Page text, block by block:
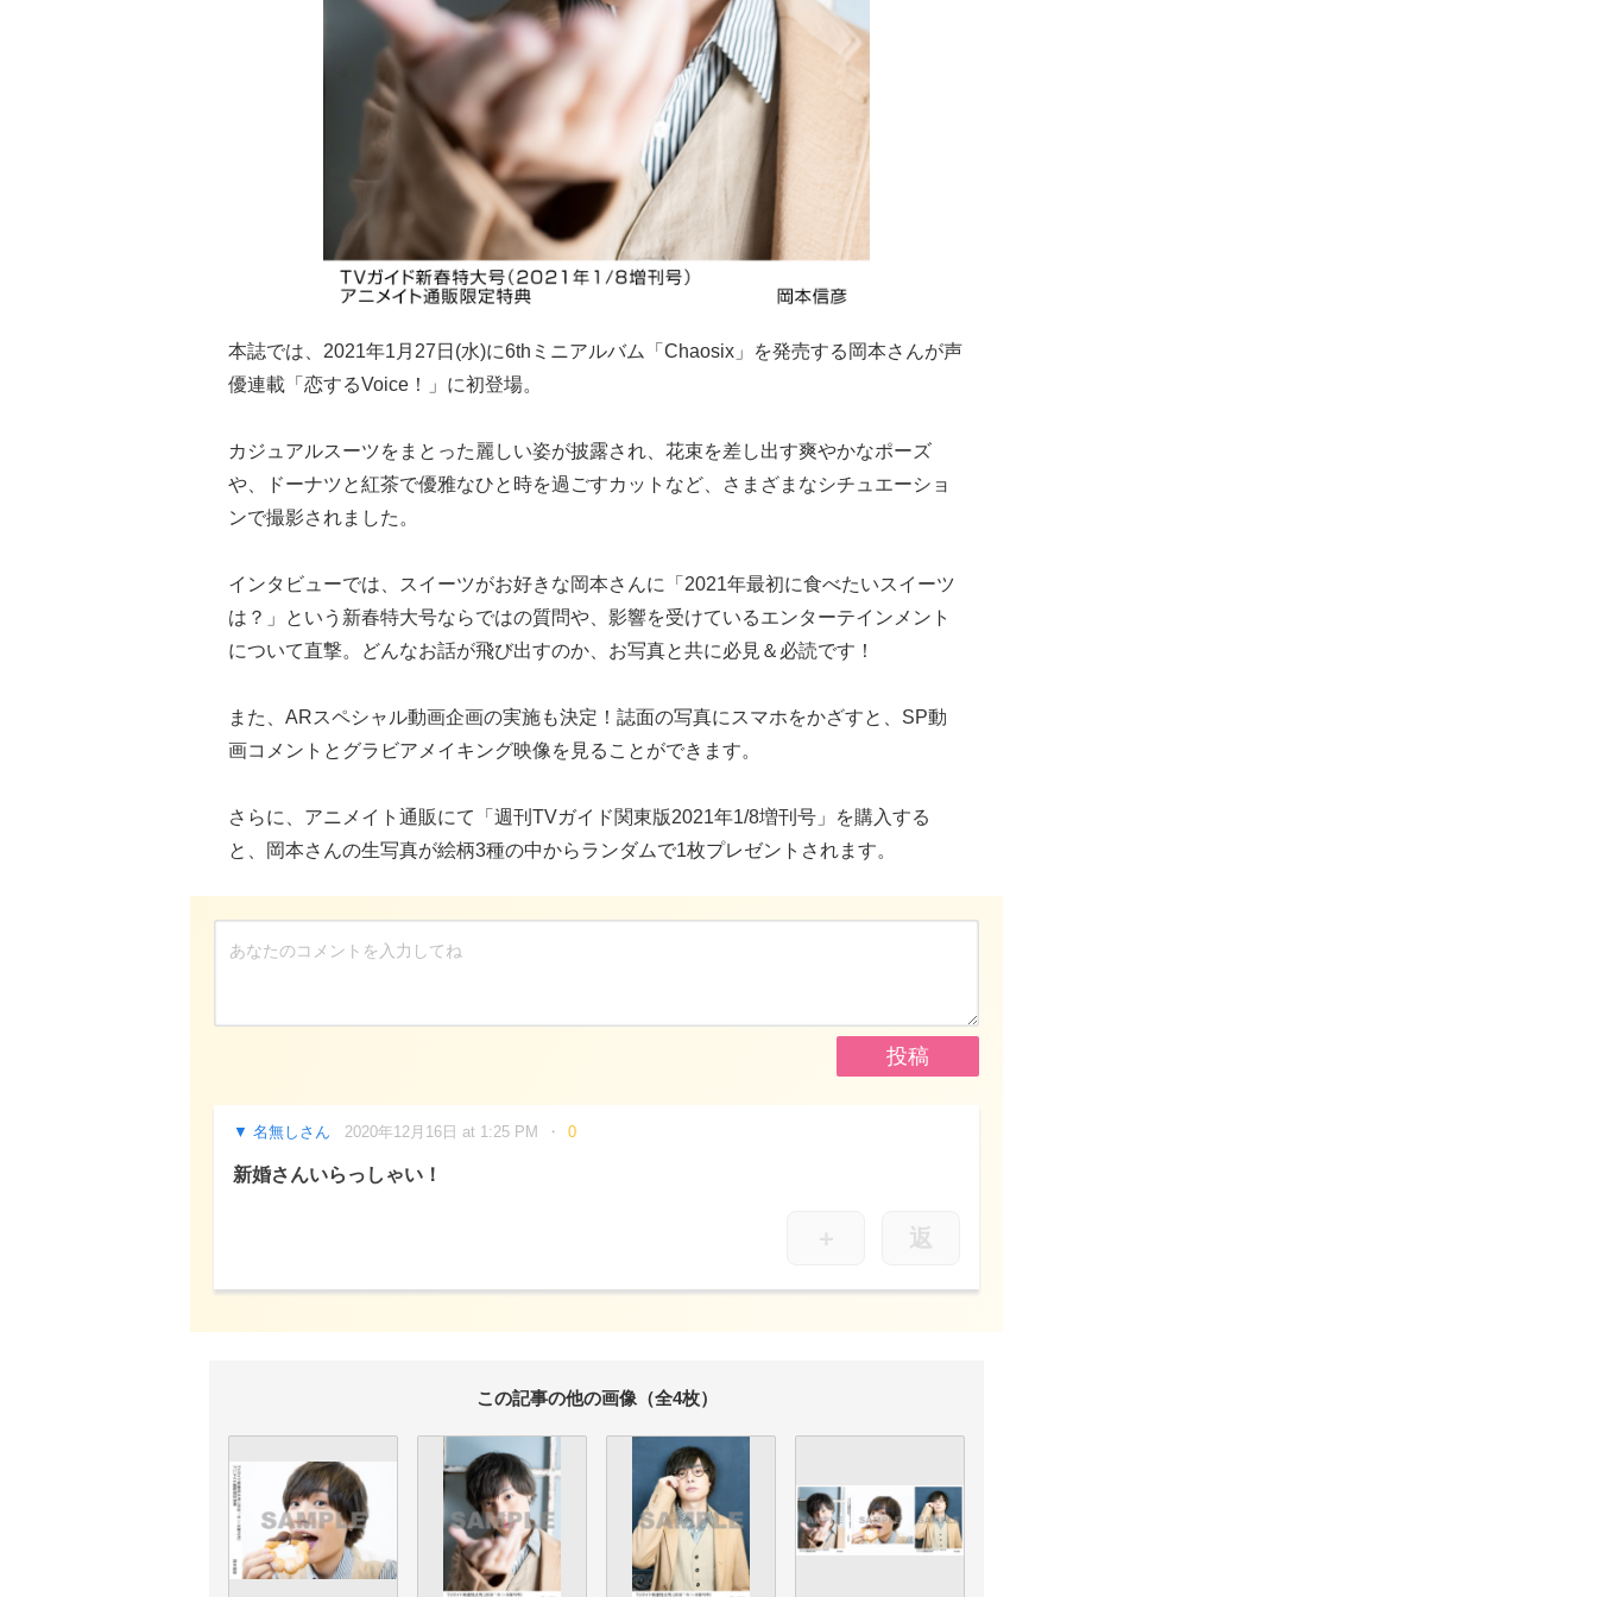
本誌では、2021年1月27日(水)に6thミニアルバム「Chaosix」を発売する岡本さんが声
優連載「恋するVoice！」に初登場。
カジュアルスーツをまとった麗しい姿が披露され、花束を差し出す爽やかなポーズ
や、ドーナツと紅茶で優雅なひと時を過ごすカットなど、さまざまなシチュエーショ
ンで撮影されました。
インタビューでは、スイーツがお好きな岡本さんに「2021年最初に食べたいスイーツ
は？」という新春特大号ならではの質問や、影響を受けているエンターテインメント
について直撃。どんなお話が飛び出すのか、お写真と共に必見＆必読です！
また、ARスペシャル動画企画の実施も決定！誌面の写真にスマホをかざすと、SP動
画コメントとグラビアメイキング映像を見ることができます。
さらに、アニメイト通販にて「週刊TVガイド関東版2021年1/8増刊号」を購入する
と、岡本さんの生写真が絵柄3種の中からランダムで1枚プレゼントされます。
名無しさん 2020年12月16日 at 1:25 PM 0
新婚さんいらっしゃい！
＋ 返
この記事の他の画像（全4枚）